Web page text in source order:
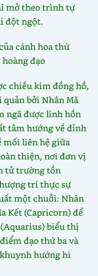
mở theo trình tự
đột ngột.
cánh hoa thứ
đạo
chiều kim đồng hồ,
bởi Nhân Mã
ngã được linh hồn
tâm hướng về đỉnh
mối liên hệ giữa
thiện, nơi đơn vị
tử trường tồn
trí thực sự
một chuỗi: Nhân
Kết (Capricorn) để
biểu thị
đạo thứ ba và
hướng hi